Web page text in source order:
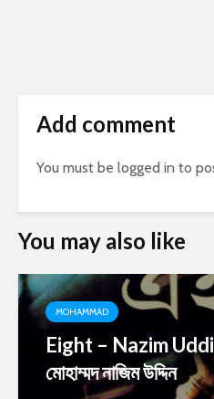
Add comment
You must be logged in to
You may also like
MOHAMMAD
Eight – Nazim
মোহাম্মদ নাজিম উদ্দিন